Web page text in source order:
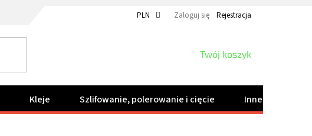
PLN Zaloguj się Rejestracja
KOSZYK
Twój koszyk
Kleje Szlifowanie, polerowanie i cięcie Inne produkty